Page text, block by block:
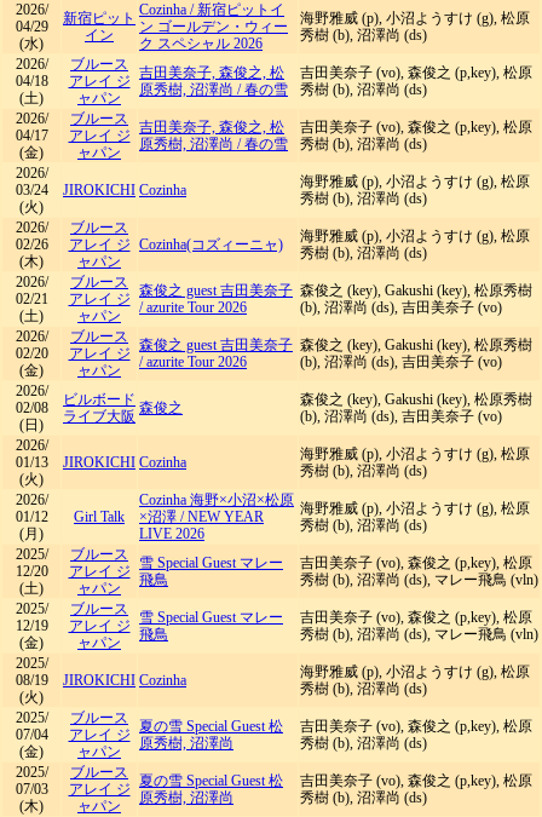
2026/
04/29
(水)
新宿ピット
イン
Cozinha /新宿ピットイ
ン ゴールデン・ウィー
ク スペシャル 2026
海野雅威 (p), 小沼ようすけ (g), 松原
秀樹 (b), 沼澤尚 (ds)
2026/
04/18
(土)
ブルース
アレイ ジ
ャパン
吉田美奈子, 森俊之, 松
原秀樹, 沼澤尚 /春の雪
吉田美奈子 (vo), 森俊之 (p,key), 松原
秀樹 (b), 沼澤尚 (ds)
2026/
04/17
(金)
ブルース
アレイ ジ
ャパン
吉田美奈子, 森俊之, 松
原秀樹, 沼澤尚 /春の雪
吉田美奈子 (vo), 森俊之 (p,key), 松原
秀樹 (b), 沼澤尚 (ds)
2026/
03/24
(火)
JIROKICHI Cozinha
海野雅威 (p), 小沼ようすけ (g), 松原
秀樹 (b), 沼澤尚 (ds)
2026/
02/26
(木)
ブルース
アレイ ジ
ャパン
Cozinha(コズィーニャ)
海野雅威 (p), 小沼ようすけ (g), 松原
秀樹 (b), 沼澤尚 (ds)
2026/
02/21
(土)
ブルース
アレイ ジ
ャパン
森俊之 guest 吉田美奈子
/azurite Tour 2026
森俊之 (key), Gakushi (key), 松原秀樹
(b), 沼澤尚 (ds), 吉田美奈子 (vo)
2026/
02/20
(金)
ブルース
アレイ ジ
ャパン
森俊之 guest 吉田美奈子
/azurite Tour 2026
森俊之 (key), Gakushi (key), 松原秀樹
(b), 沼澤尚 (ds), 吉田美奈子 (vo)
2026/
02/08
(日)
ビルボード
ライブ大阪 森俊之
森俊之 (key), Gakushi (key), 松原秀樹
(b), 沼澤尚 (ds), 吉田美奈子 (vo)
2026/
01/13
(火)
JIROKICHI Cozinha
海野雅威 (p), 小沼ようすけ (g), 松原
秀樹 (b), 沼澤尚 (ds)
2026/
01/12
(月)
Girl Talk
Cozinha 海野×小沼×松原
×沼澤 /NEW YEAR
LIVE 2026
海野雅威 (p), 小沼ようすけ (g), 松原
秀樹 (b), 沼澤尚 (ds)
2025/
12/20
(土)
ブルース
アレイ ジ
ャパン
雪 Special Guest マレー
飛鳥
吉田美奈子 (vo), 森俊之 (p,key), 松原
秀樹 (b), 沼澤尚 (ds), マレー飛鳥 (vln)
2025/
12/19
(金)
ブルース
アレイ ジ
ャパン
雪 Special Guest マレー
飛鳥
吉田美奈子 (vo), 森俊之 (p,key), 松原
秀樹 (b), 沼澤尚 (ds), マレー飛鳥 (vln)
2025/
08/19
(火)
JIROKICHI Cozinha
海野雅威 (p), 小沼ようすけ (g), 松原
秀樹 (b), 沼澤尚 (ds)
2025/
07/04
(金)
ブルース
アレイ ジ
ャパン
夏の雪 Special Guest 松
原秀樹, 沼澤尚
吉田美奈子 (vo), 森俊之 (p,key), 松原
秀樹 (b), 沼澤尚 (ds)
2025/
07/03
(木)
ブルース
アレイ ジ
ャパン
夏の雪 Special Guest 松
原秀樹, 沼澤尚
吉田美奈子 (vo), 森俊之 (p,key), 松原
秀樹 (b), 沼澤尚 (ds)